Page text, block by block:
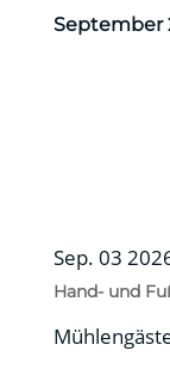
September
Sep. 03
Hand- und